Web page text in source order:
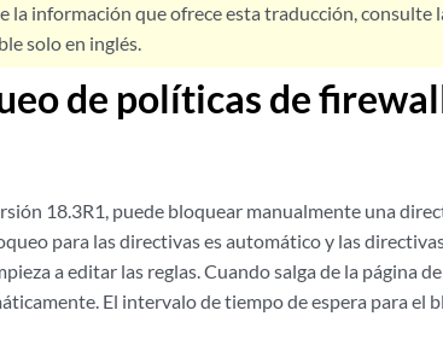
la información que ofrece esta traducción, consulte
solo en inglés.
de políticas de
18.3R1, puede bloquear manualmente una
para las directivas es automático y las
a editar las reglas. Cuando salga de la página
El intervalo de tiempo de espera para el